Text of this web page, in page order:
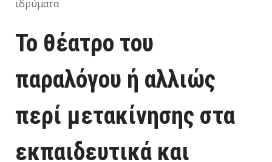
ιδρύματα
Το θέατρο του
παραλόγου ή αλλιώς
περί μετακίνησης στα
εκπαιδευτικά και